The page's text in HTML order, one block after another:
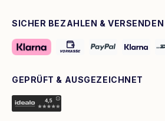
SICHER BEZAHLEN & VERSENDEN
GEPRÜFT & AUSGEZEICHNET